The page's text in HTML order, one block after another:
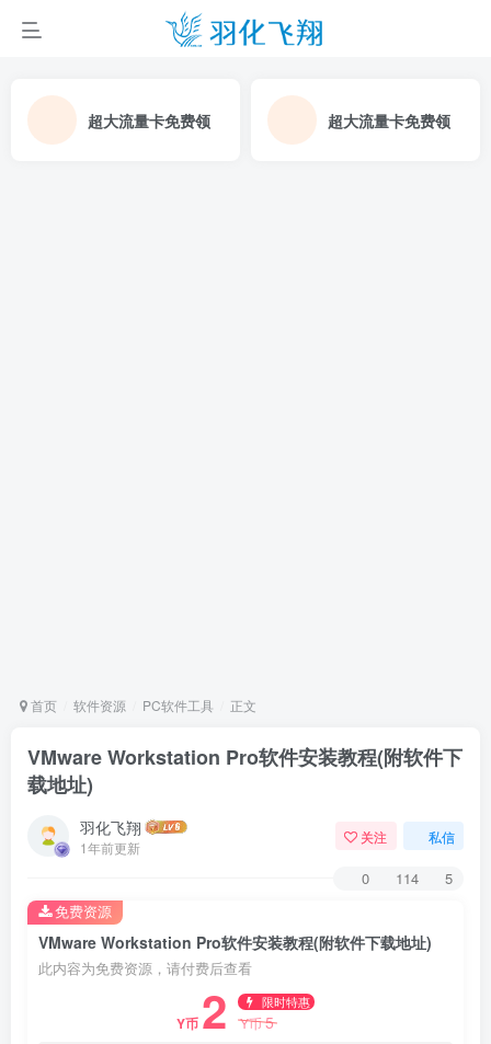
超大流量卡免费领 超大流量卡免费领
首页 软件资源 PC软件工具 正文
VMware Workstation Pro软件安装教程(附软件下
载地址)
羽化飞翔
1年前更新
关注 私信
0 114 5
VMware Workstation Pro软件安装教程(附软件下载地址)
此内容为免费资源，请付费后查看
Y币 2 限时特惠
Y币5
免费资源